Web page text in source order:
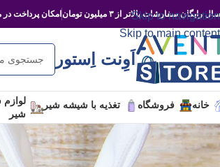
Skip to navigation
Skip to main content
رایگان سفارشات بالاتر از ۳ میلیون تومان امکان پرداخت
اَوِنت اِستور
خانه فروشگاه تغذیه با شیشه شیر
شیر